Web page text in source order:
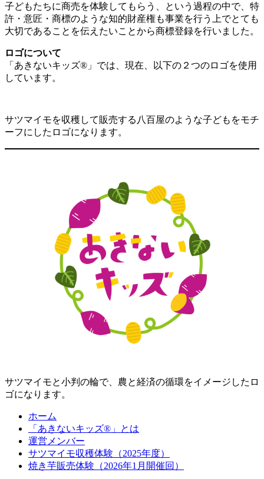
子どもたちに商売を体験してもらう、という過程の中で、特
許・意匠・商標のような知的財産権も事業を行う上でとても
大切であることを伝えたいことから商標登録を行いました。
ロゴについて
「あきないキッズ®」では、現在、以下の２つのロゴを使用
しています。
サツマイモを収穫して販売する八百屋のような子どもをモチ
ーフにしたロゴになります。
サツマイモと小判の輪で、農と経済の循環をイメージしたロ
ゴになります。
ホーム
「あきないキッズ®」とは
運営メンバー
サツマイモ収穫体験（2025年度）
焼き芋販売体験（2026年1月開催回）